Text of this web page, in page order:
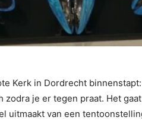
Kerk in Dordrecht
je er tegen praat. Het
uitmaakt van een